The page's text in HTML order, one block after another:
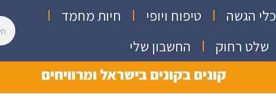
כלי הגשה טיפוח ויופי
חיות מחמד
שלט רחוק
החשבון שלי
קונים בקונים בישראל ומרוויחים